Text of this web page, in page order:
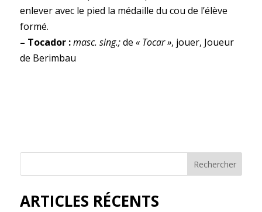
enlever avec le pied la médaille du cou de l’élève
formé.
– Tocador : masc. sing.;de « Tocar », jouer, Joueur
de Berimbau
Rechercher
ARTICLES RÉCENTS